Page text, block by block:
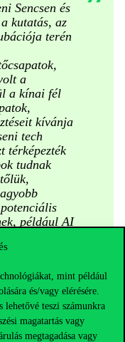
mint például
és/vagy elérésére.
lehetővé teszi számunkra
magatartás vagy
megtagadása vagy
Sencsen és
kutatás, az
terén
a
a kínai fél
kívánja
tech
térképezték
tudnak
például AI
Péter